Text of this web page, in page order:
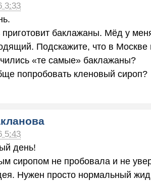
3:33
баклажаны. Мёд у
Подскажите, что в Москве
«те самые» баклажаны?
попробовать кленовый сироп?
5:43
день!
сиропом не пробовала и не
Нужен просто нормальный